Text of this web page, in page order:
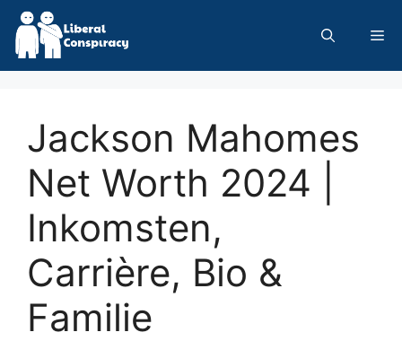
Skip
content
Jackson Mahomes
Net Worth 2024 |
Inkomsten,
Carrière, Bio &
Familie